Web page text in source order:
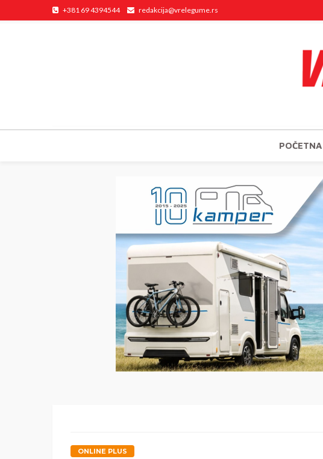
+381 69 4394544 redakcija@vrelegume.rs
POČETNA
ONLINE PLUS